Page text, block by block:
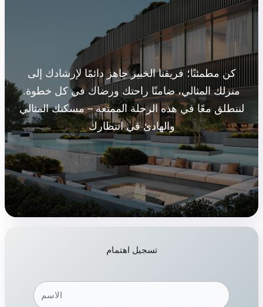
كن مطمئنًا؛ فريقنا الخبير جاهز دائمًا لإرشادك إلى
منزلك المثالي، ضامنًا راحتك ورضاك في كل خطوة.
لننطلق معًا في هذه الرحلة الممتعة – مسكنك المثالي
والهادئ في انتظارك
تسجيل اهتمام